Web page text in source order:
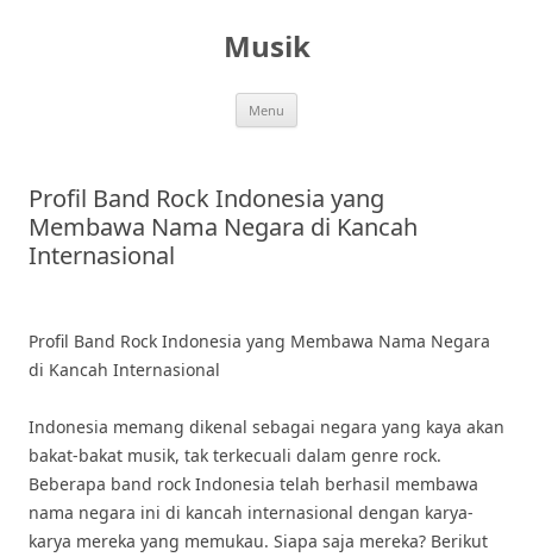
Musik
Menu
Profil Band Rock Indonesia yang
Membawa Nama Negara di Kancah
Internasional
Profil Band Rock Indonesia yang Membawa Nama Negara
di Kancah Internasional
Indonesia memang dikenal sebagai negara yang kaya akan
bakat-bakat musik, tak terkecuali dalam genre rock.
Beberapa band rock Indonesia telah berhasil membawa
nama negara ini di kancah internasional dengan karya-
karya mereka yang memukau. Siapa saja mereka? Berikut